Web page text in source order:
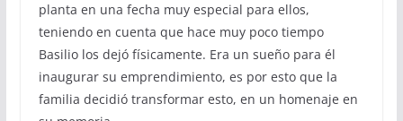
planta en una fecha muy especial para ellos,
teniendo en cuenta que hace muy poco tiempo
Basilio los dejó físicamente. Era un sueño para él
inaugurar su emprendimiento, es por esto que la
familia decidió transformar esto, en un homenaje en